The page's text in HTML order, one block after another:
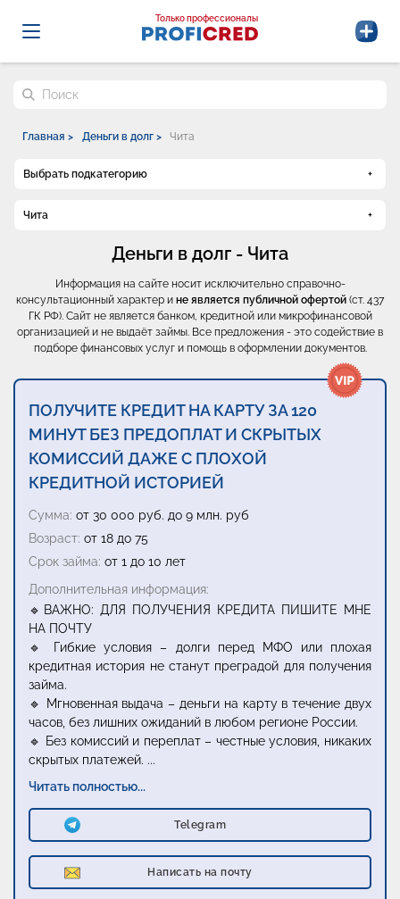
Probrokery - Только профессионалы
Только профессионалы
Поиск по сайту
Главная > Деньги в долг > Чита
Выбрать подкатегорию
Чита
Деньги в долг - Чита
Информация на сайте носит исключительно справочно-
консультационный характер и не является публичной офертой (ст. 437
ГК РФ). Сайт не является банком, кредитной или микрофинансовой
организацией и не выдаёт займы. Все предложения - это содействие в
подборе финансовых услуг и помощь в оформлении документов.
ПОЛУЧИТЕ КРЕДИТ НА КАРТУ ЗА 120
МИНУТ БЕЗ ПРЕДОПЛАТ И СКРЫТЫХ
КОМИССИЙ ДАЖЕ С ПЛОХОЙ
КРЕДИТНОЙ ИСТОРИЕЙ
Сумма: от 30 000 руб. до 9 млн. руб
Возраст: от 18 до 75
Срок займа: от 1 до 10 лет
Дополнительная информация:
🔹ВАЖНО: ДЛЯ ПОЛУЧЕНИЯ КРЕДИТА ПИШИТЕ МНЕ
НА ПОЧТУ
🔹 Гибкие условия – долги перед МФО или плохая
кредитная история не станут преградой для получения
займа.
🔹 Мгновенная выдача – деньги на карту в течение двух
часов, без лишних ожиданий в любом регионе России.
🔹 Без комиссий и переплат – честные условия, никаких
скрытых платежей. ...
Читать полностью...
Telegram
Написать на почту